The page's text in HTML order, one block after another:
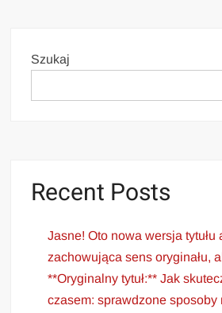
Szukaj
Recent Posts
Jasne! Oto nowa wersja tytułu
zachowująca sens oryginału,
**Oryginalny tytuł:** Jak
czasem: sprawdzone sposoby